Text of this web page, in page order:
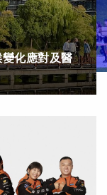
化應對及醫